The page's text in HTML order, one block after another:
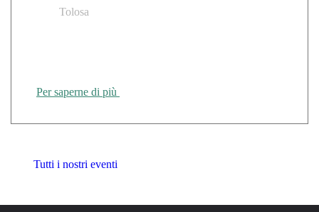
Tolosa
Per saperne di più
Tutti i nostri eventi